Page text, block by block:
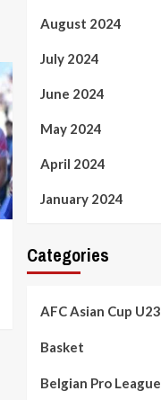
August 2024
July 2024
June 2024
May 2024
April 2024
January 2024
Categories
AFC Asian Cup U23
Basket
Belgian Pro League